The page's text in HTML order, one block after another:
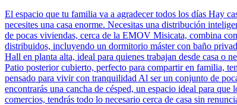
El espacio que tu familia va a agradecer todos los días Hay
necesites una casa enorme. Necesitas una distribución
de pocas viviendas, cerca de la EMOV Misicata, combina
distribuidos, incluyendo un dormitorio máster con baño
Hall en planta alta, ideal para quienes trabajan desde casa o
Patio posterior cubierto, perfecto para compartir en familia,
pensado para vivir con tranquilidad Al ser un conjunto de
encontrarás una cancha de césped, un espacio ideal para
comercios, tendrás todo lo necesario cerca de casa sin